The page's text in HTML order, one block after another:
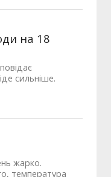
на 18
сильніше.
жарко.
температура